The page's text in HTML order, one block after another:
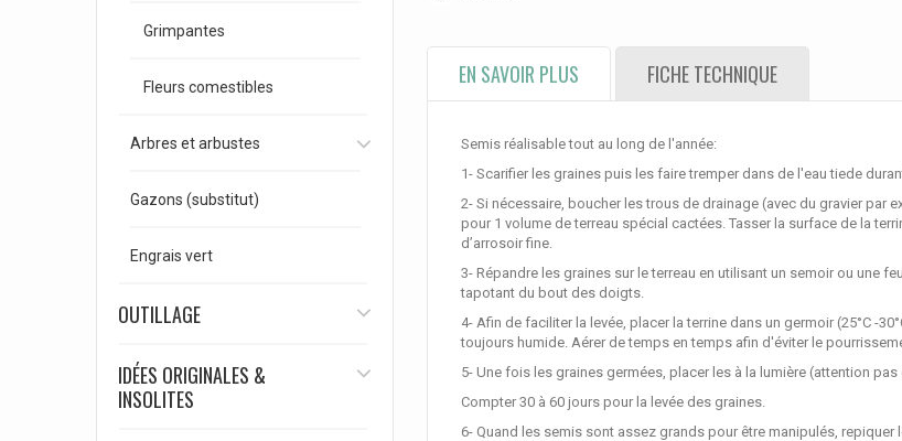
Grimpantes
Fleurs comestibles
Arbres et arbustes
Gazons (substitut)
Engrais vert
OUTILLAGE
IDÉES ORIGINALES &
INSOLITES
EN SAVOIR PLUS FICHE TECHNIQUE
Semis réalisable tout au long de l'année:
1- Scarifier les graines puis les faire tremper dans de l'eau tiede
2- Si nécessaire, boucher les trous de drainage (avec du gravier
pour 1 volume de terreau spécial cactées. Tasser la surface de la
d’arrosoir fine.
3- Répandre les graines sur le terreau en utilisant un semoir ou une
tapotant du bout des doigts.
4- Afin de faciliter la levée, placer la terrine dans un germoir (25°C -
toujours humide. Aérer de temps en temps afin d'éviter le
5- Une fois les graines germées, placer les à la lumière (attention
Compter 30 à 60 jours pour la levée des graines.
6- Quand les semis sont assez grands pour être manipulés,